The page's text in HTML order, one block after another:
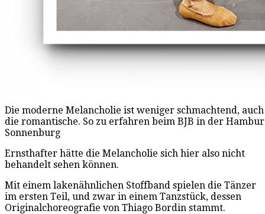
Die moderne Melancholie ist weniger schmachtend,
die romantische. So zu erfahren beim BJB in der
Sonnenburg
Ernsthafter hätte die Melancholie sich hier also nicht
behandelt sehen können.
Mit einem lakenähnlichen Stoffband spielen die Tänzer
im ersten Teil, und zwar in einem Tanzstück, dessen
Originalchoreografie von Thiago Bordin stammt.